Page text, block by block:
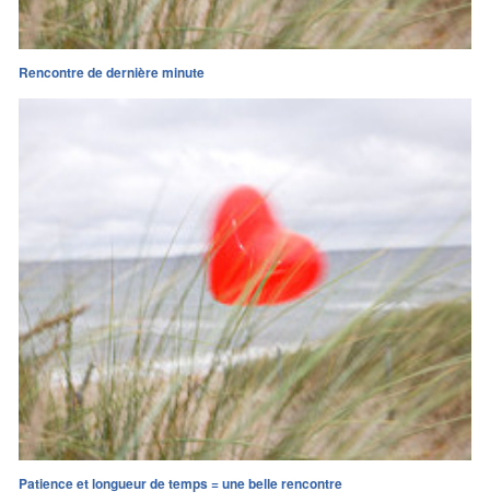
Rencontre de dernière minute
Patience et longueur de temps = une belle rencontre